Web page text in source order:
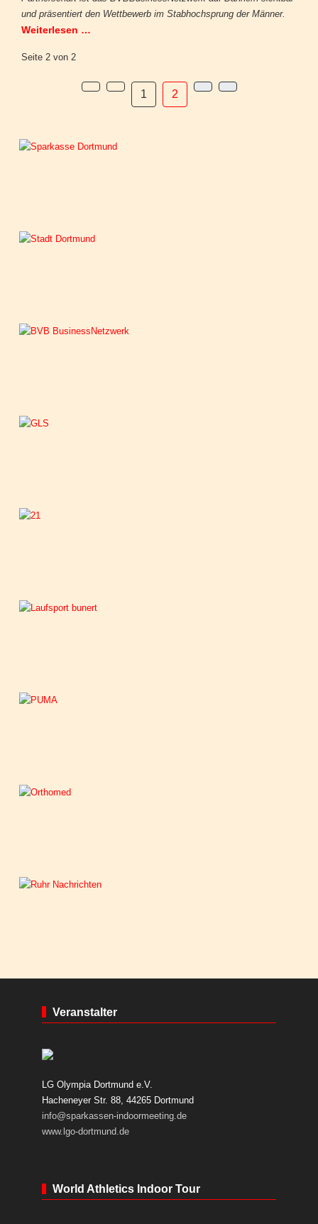
und präsentiert den Wettbewerb im Stabhochsprung der Männer.
Weiterlesen …
Seite 2 von 2
1 2
Veranstalter
LG Olympia Dortmund e.V.
Hacheneyer Str. 88, 44265 Dortmund
info@sparkassen-indoormeeting.de
www.lgo-dortmund.de
World Athletics Indoor Tour